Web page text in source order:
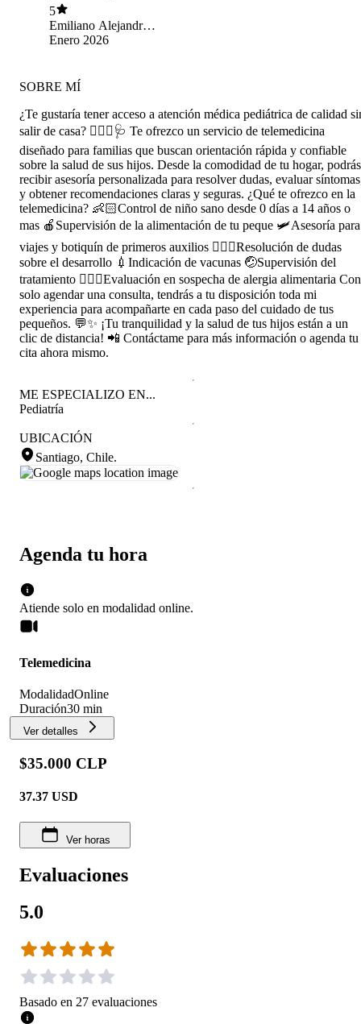
5
Emiliano Alejandro
campos peña
Enero 2026
Agenda tu hora
Atiende solo en modalidad online.
Telemedicina
ModalidadOnline
Duración30 min
Ver detalles
$35.000 CLP
37.37 USD
Ver horas
Evaluaciones
5.0
Basado en 27 evaluaciones
SOBRE MÍ
¿Te gustaría tener acceso a atención médica pediátrica de calidad
salir de casa? 👩🏽‍⚕🩺 Te ofrezco un servicio de telemedicina
diseñado para familias que buscan orientación rápida y confiable
sobre la salud de sus hijos. Desde la comodidad de tu hogar, podrás
recibir asesoría personalizada para resolver dudas, evaluar
y obtener recomendaciones claras y seguras. ¿Qué te ofrezco en la
telemedicina? 👶🏻Control de niño sano desde 0 días a 14 años o
mas 🍎Supervisión de la alimentación de tu peque 🛩Asesoría para
viajes y botiquín de primeros auxilios 🤷🏽‍♀Resolución de dudas
sobre el desarrollo 💉Indicación de vacunas 🤕Supervisión del
tratamiento 👩🏽‍⚕Evaluación en sospecha de alergia alimentaria Con
solo agendar una consulta, tendrás a tu disposición toda mi
experiencia para acompañarte en cada paso del cuidado de tus
pequeños. 💬✨ ¡Tu tranquilidad y la salud de tus hijos están a un
clic de distancia! 📲 Contáctame para más información o agenda tu
cita ahora mismo.
ME ESPECIALIZO EN...
Pediatría
UBICACIÓN
Santiago, Chile.